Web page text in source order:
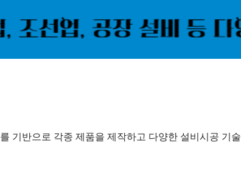
를 기반으로 각종 제품을 제작하고 다양한 설비시공 기술